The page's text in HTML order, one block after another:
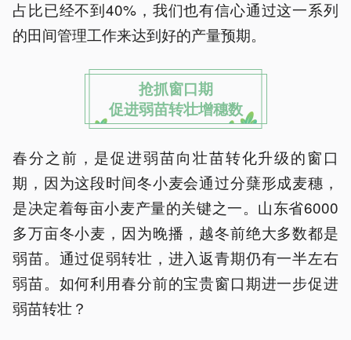
占比已经不到40%，我们也有信心通过这一系列
的田间管理工作来达到好的产量预期。
抢抓窗口期
促进弱苗转壮增穗数
春分之前，是促进弱苗向壮苗转化升级的窗口
期，因为这段时间冬小麦会通过分蘖形成麦穗，
是决定着每亩小麦产量的关键之一。山东省6000
多万亩冬小麦，因为晚播，越冬前绝大多数都是
弱苗。通过促弱转壮，进入返青期仍有一半左右
弱苗。如何利用春分前的宝贵窗口期进一步促进
弱苗转壮？